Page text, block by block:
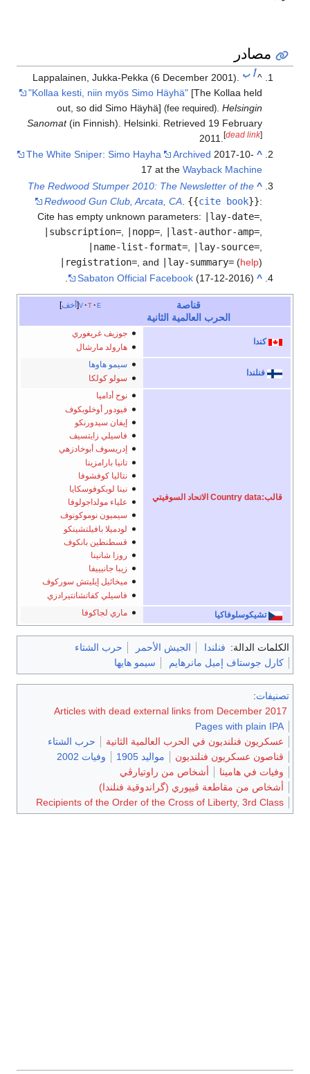
مصادر
^أ ب
Lappalainen, Jukka-Pekka (6 December 2001).
"Kollaa kesti, niin myös Simo Häyhä" [The Kollaa held
out, so did Simo Häyhä](fee required) .Helsingin
Sanomat(in Finnish). Helsinki . Retrieved 19 February
2011 .[dead link]
^
The White Sniper: Simo Hayha Archived 2017-10-
17 at theWayback Machine
^
The Redwood Stumper 2010: The Newsletter of the
Redwood Gun Club, Arcata, CA {{cite book}}:
Cite has empty unknown parameters:
|lay-date=
|subscription=
|nopp= |last-author-amp=
|name-list-format=
|lay-source=
|registration= , and |lay-summary= (help)
^
Sabaton Official Facebook (17-12-2016).
أخف v t e
قناصة
الحرب العالمية الثانية
كندا
جوزيف غريغوري
هارولد مارشال
فنلندا
سيمو هاوها
سولو كولكا
قالب:Country data الاتحاد السوفيتي
نوح أداميا
فيودور أوخلوبكوف
إيفان سيدورنكو
فاسيلي زايتسيف
إدريسوف أبوخادزهي
تانيا بارامزينا
نتاليا كوفشوفا
نينا لوبكوفوسكايا
علياء مولداجولوفا
سيميون نوموكونوف
لودميلا بافيلتشينكو
قسطنطين بانكوف
روزا شانينا
زيبا جانيييفا
ميخائيل إيليتش سوركوف
فاسيلي كفاتشانتيرادزي
تشيكوسلوفاكيا ماري لجاكوفا
الكلمات الدالة: فنلندا الجيش الأحمر
حرب الشتاء
كارل جوستاف إميل مانرهايم
سيمو هايها
تصنيفات:
Articles with dead external links from December 2017
Pages with plain IPA
عسكريون فنلنديون في الحرب العالمية الثانية
حرب الشتاء
قناصون عسكريون فنلنديون
مواليد 1905
وفيات 2002
وفيات في هامينا
أشخاص من راوتيارڤي
أشخاص من مقاطعة ڤيپوري (گراندوقية فنلندا)
Recipients of the Order of the Cross of Liberty, 3rd Class